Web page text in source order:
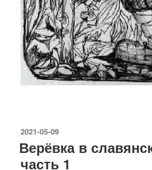
ОПУБЛИКОВАНО
2021-05-09
Верёвка в
часть 1